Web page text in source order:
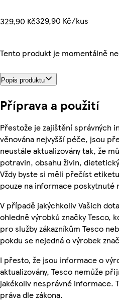
329,90 Kč329,90 Kč/kus
Tento produkt je momentálně
Popis produktu
Příprava a použití
Přestože je zajištění správných
věnována nejvyšší péče, jsou
neustále aktualizovány tak, že
potravin, obsahu živin,
Vždy byste si měli přečíst
pouze na informace
V případě jakýchkoliv Vašich
ohledně výrobků značky Tesco,
pro služby zákazníkům Tesco
pokdu se nejedná o výrobek
I přesto, že jsou informace o
aktualizovány, Tesco nemůže
jakékoliv nesprávné informace.
práva dle zákona.